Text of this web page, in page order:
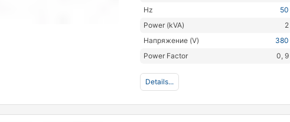
Hz
50
Power (kVA)
2
Напряжение (V)
380
Power Factor
0, 9
Details...